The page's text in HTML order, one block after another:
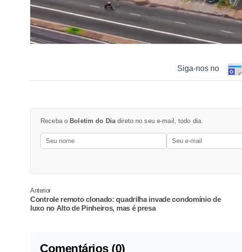
Siga-nos no
Receba o Boletim do Diadireto no seu e-mail, todo dia.
Anterior
Controle remoto clonado: quadrilha invade condomínio de
luxo no Alto de Pinheiros, mas é presa
Comentários (0)